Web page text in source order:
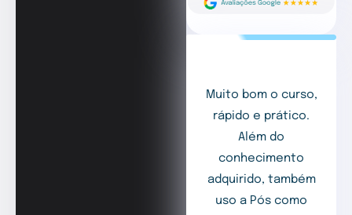
Muito bom o curso,
rápido e prático.
Além do
conhecimento
adquirido, também
uso a Pós como